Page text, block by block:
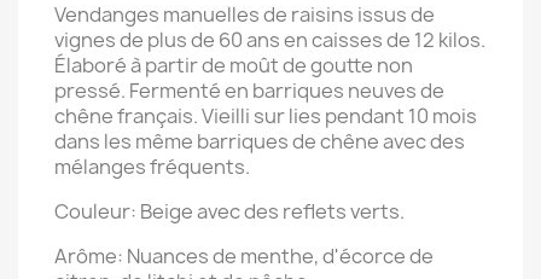
Vendanges manuelles de raisins issus de
vignes de plus de 60 ans en caisses de 12 kilos.
Élaboré à partir de moût de goutte non
pressé. Fermenté en barriques neuves de
chêne français. Vieilli sur lies pendant 10 mois
dans les même barriques de chêne avec des
mélanges fréquents.
Couleur: Beige avec des reflets verts.
Arôme: Nuances de menthe, d'écorce de